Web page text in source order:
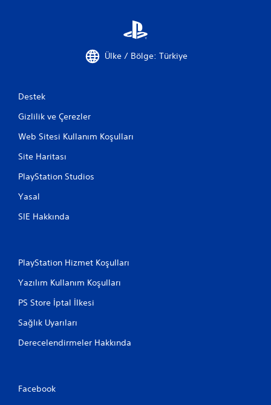
Ülke / Bölge: Türkiye
Destek
Gizlilik ve Çerezler
Web Sitesi Kullanım Koşulları
Site Haritası
PlayStation Studios
Yasal
SIE Hakkında
PlayStation Hizmet Koşulları
Yazılım Kullanım Koşulları
PS Store İptal İlkesi
Sağlık Uyarıları
Derecelendirmeler Hakkında
Facebook